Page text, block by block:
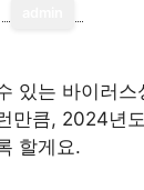
있는 바이러
만큼, 2024년
할게요.